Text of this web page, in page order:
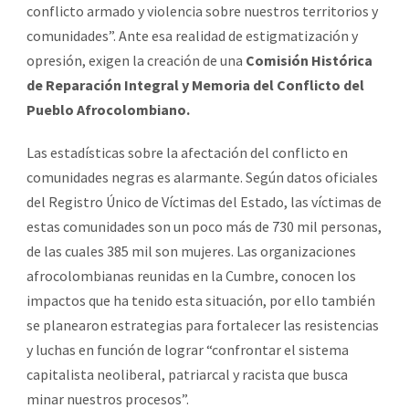
conflicto armado y violencia sobre nuestros territorios y
comunidades”. Ante esa realidad de estigmatización y
opresión, exigen la creación de una Comisión Histórica
de Reparación Integral y Memoria del Conflicto del
Pueblo Afrocolombiano.
Las estadísticas sobre la afectación del conflicto en
comunidades negras es alarmante. Según datos oficiales
del Registro Único de Víctimas del Estado, las víctimas de
estas comunidades son un poco más de 730 mil personas,
de las cuales 385 mil son mujeres. Las organizaciones
afrocolombianas reunidas en la Cumbre, conocen los
impactos que ha tenido esta situación, por ello también
se planearon estrategias para fortalecer las resistencias
y luchas en función de lograr “confrontar el sistema
capitalista neoliberal, patriarcal y racista que busca
minar nuestros procesos”.